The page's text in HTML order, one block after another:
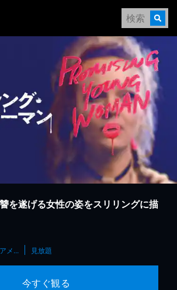
を遂げる女性の姿をスリリングに描
メ... 見放題
今すぐ観る